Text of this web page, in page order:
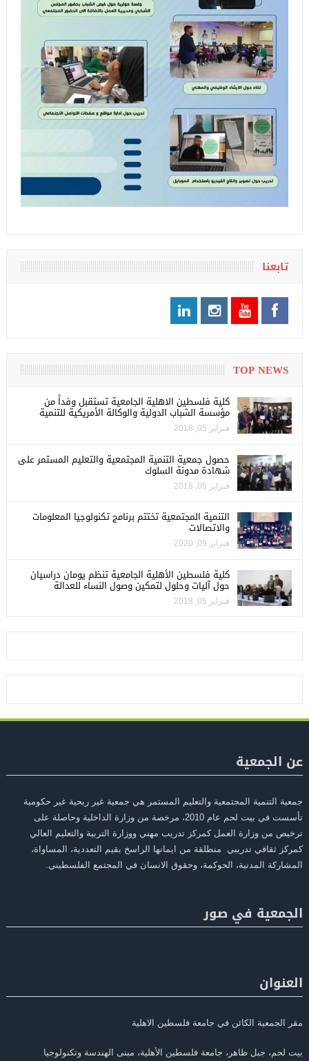
تابعنا
TOP NEWS
كلية فلسطين الاهلية الجامعية تستقبل وفداً من
مؤسسة الشباب الدولية والوكالة الأمريكية للتنمية
فبراير 05, 2018
حصول جمعية التنمية المجتمعية والتعليم المستمر على
شهادة مدونة السلوك
فبراير 05, 2018
التنمية المجتمعية تختتم برنامج تكنولوجيا المعلومات
والاتصالات
فبراير 09, 2020
كلية فلسطين الأهلية الجامعية تنظم يومان دراسيان
حول آليات وحلول لتمكين وصول النساء للعدالة
فبراير 05, 2018
عن الجمعية
جمعية التنمية المجتمعية والتعليم المستمر هي جمعية غير ربحية غير حكومية
تأسست في بيت لحم عام 2010، مرخصة من وزارة الداخلية وحاصلة على
ترخيص من وزارة العمل كمركز تدريب مهني ووزارة التربية والتعليم العالي
كمركز ثقافي تدريبي منطلقة من ايمانها الراسخ بقيم التعددية، المساواة،
المشاركة المدنية، الحوكمة، وحقوق الانسان في المجتمع الفلسطيني.
الجمعية في صور
العنوان
مقر الجمعية الكائن في جامعة فلسطين الاهلية
بيت لحم، جبل ظاهر، جامعة فلسطين الأهلية، مبنى الهندسة وتكنولوجيا